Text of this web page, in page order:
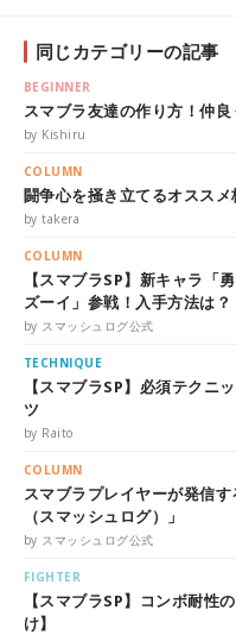
同じカテゴリーの記事
BEGINNER
スマブラ友達の作り方！仲
by Kishiru
COLUMN
闘争心を掻き立てるオススメ
by takera
COLUMN
【スマブラSP】新キャラ「
ズーイ」参戦！入手方法は？
by スマッシュログ公式
TECHNIQUE
【スマブラSP】必須テクニ
ツ
by Raito
COLUMN
スマブラプレイヤーが発信
（スマッシュログ）」
by スマッシュログ公式
FIGHTER
【スマブラSP】コンボ耐性
け】